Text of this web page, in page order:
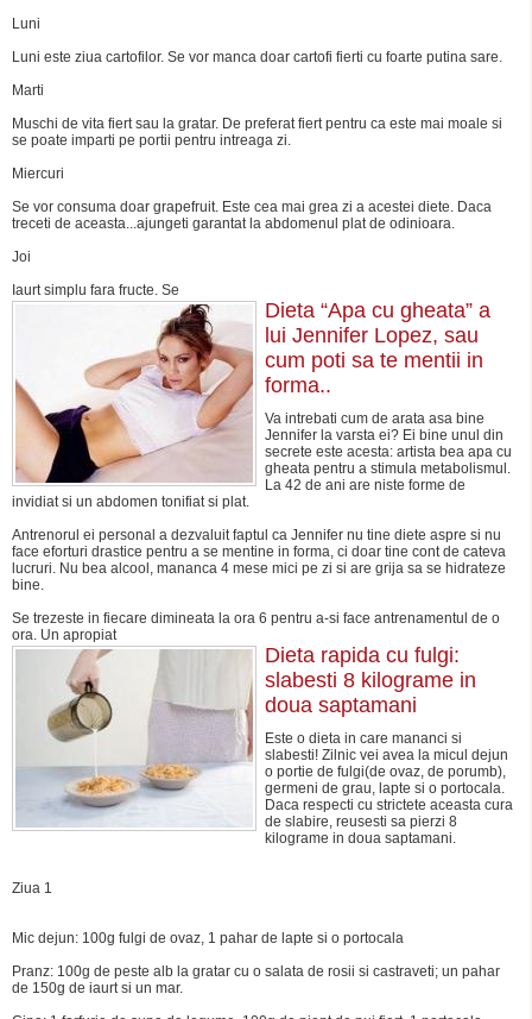
Luni
Luni este ziua cartofilor. Se vor manca doar cartofi fierti cu foarte putina sare.
Marti
Muschi de vita fiert sau la gratar. De preferat fiert pentru ca este mai moale si
se poate imparti pe portii pentru intreaga zi.
Miercuri
Se vor consuma doar grapefruit. Este cea mai grea zi a acestei diete. Daca
treceti de aceasta...ajungeti garantat la abdomenul plat de odinioara.
Joi
Iaurt simplu fara fructe. Se
Dieta “Apa cu gheata” a
lui Jennifer Lopez, sau
cum poti sa te mentii in
forma..
Va intrebati cum de arata asa bine
Jennifer la varsta ei? Ei bine unul din
secrete este acesta: artista bea apa cu
gheata pentru a stimula metabolismul.
La 42 de ani are niste forme de
invidiat si un abdomen tonifiat si plat.
Antrenorul ei personal a dezvaluit faptul ca Jennifer nu tine diete aspre si nu
face eforturi drastice pentru a se mentine in forma, ci doar tine cont de cateva
lucruri. Nu bea alcool, mananca 4 mese mici pe zi si are grija sa se hidrateze
bine.
Se trezeste in fiecare dimineata la ora 6 pentru a-si face antrenamentul de o
ora. Un apropiat
Dieta rapida cu fulgi:
slabesti 8 kilograme in
doua saptamani
Este o dieta in care mananci si
slabesti! Zilnic vei avea la micul dejun
o portie de fulgi(de ovaz, de porumb),
germeni de grau, lapte si o portocala.
Daca respecti cu strictete aceasta cura
de slabire, reusesti sa pierzi 8
kilograme in doua saptamani.
Ziua 1
Mic dejun: 100g fulgi de ovaz, 1 pahar de lapte si o portocala
Pranz: 100g de peste alb la gratar cu o salata de rosii si castraveti; un pahar
de 150g de iaurt si un mar.